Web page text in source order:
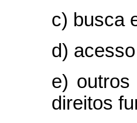
c) busca
d)
e) outros
direitos